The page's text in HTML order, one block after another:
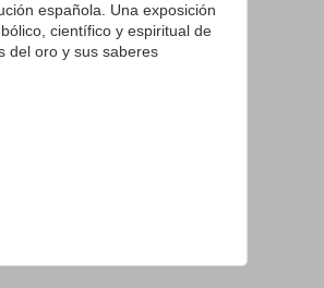
española. Una exposición
científico y espiritual de
del oro y sus saberes